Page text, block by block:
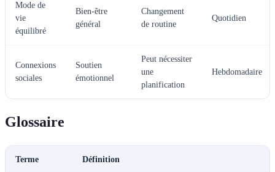
Mode de
vie
équilibré
Bien-être
général
Changement
de routine
Quotidien
Connexions
sociales
Soutien
émotionnel
Peut nécessiter
une
planification
Hebdomadaire
Glossaire
Terme Définition